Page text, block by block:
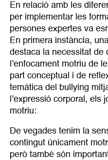
En relació amb les
per implementar les
persones expertes va
En primera instància,
destaca la necessitat de
l’enfocament motriu de
part conceptual i de
temàtica del bullying
l’expressió corporal, els
motriu:
De vegades tenim la
contingut únicament
però també són